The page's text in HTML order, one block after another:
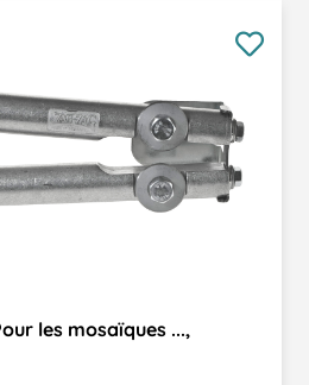
les mosaïques ...,